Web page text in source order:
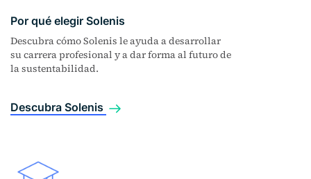
Por qué elegir Solenis
Descubra cómo Solenis le ayuda a desarrollar
su carrera profesional y a dar forma al futuro de
la sustentabilidad.
Descubra Solenis